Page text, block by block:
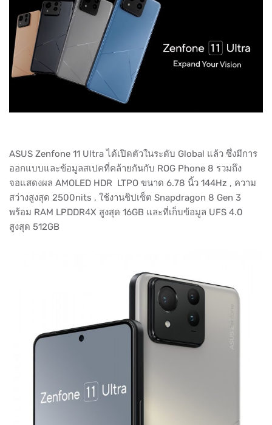
ASUS Zenfone 11 Ultra ได้เปิดตัวในระดับ Global แล้ว ซึ่งมีการ
ออกแบบและข้อมูลสเปคที่คล้ายกันกับ ROG Phone 8 รวมถึง
จอแสดงผล AMOLED HDR LTPO ขนาด 6.78 นิ้ว 144Hz , ความ
สว่างสูงสุด 2500nits , ใช้งานชิปเซ็ต Snapdragon 8 Gen 3
พร้อม RAM LPDDR4X สูงสุด 16GB และที่เก็บข้อมูล UFS 4.0
สูงสุด 512GB